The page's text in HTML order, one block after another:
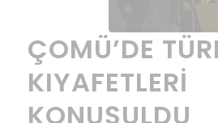
ÇOMÜ’DE
KIYAFETLERI
KONUŞULDU